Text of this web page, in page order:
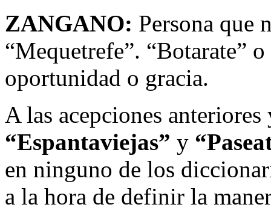
ZANGANO: Persona que
“Mequetrefe”. “Botarate”
oportunidad o gracia.
A las acepciones
“Espantaviejas” y
en ninguno de los
a la hora de definir la